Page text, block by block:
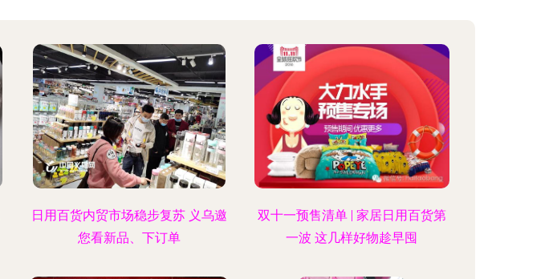
日用百货内贸市场稳步复苏 义乌邀
您看新品、下订单
双十一预售清单 | 家居日用百货第
一波 这几样好物趁早囤